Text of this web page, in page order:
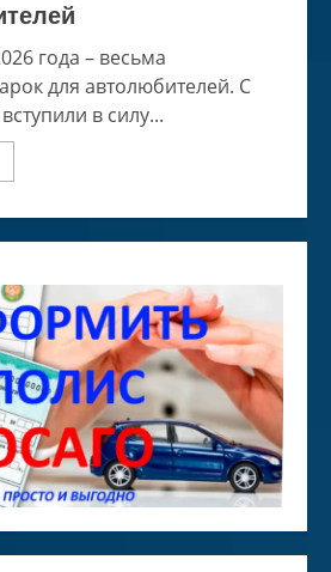
года – весьма
для автолюбителей. С
в силу...
изменения,